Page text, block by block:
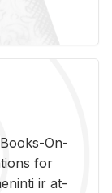
On-
for
ir at­